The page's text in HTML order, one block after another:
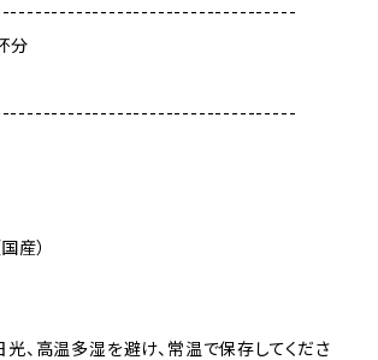
分
産）
、高温多湿を避け、常温で保存してくださ